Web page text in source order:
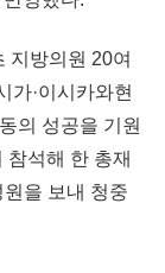
지방의원 20여
가·이시카와현
의 성공을 기원
참석해 한 총재
을 보내 청중